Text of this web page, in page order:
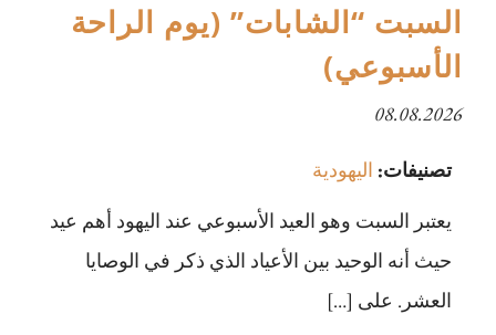
السبت “الشابات” (يوم الراحة
الأسبوعي)
08.08.2026
تصنيفات: اليهودية
يعتبر السبت وهو العيد الأسبوعي عند اليهود أهم عيد
حيث أنه الوحيد بين الأعياد الذي ذكر في الوصايا
العشر. على […]